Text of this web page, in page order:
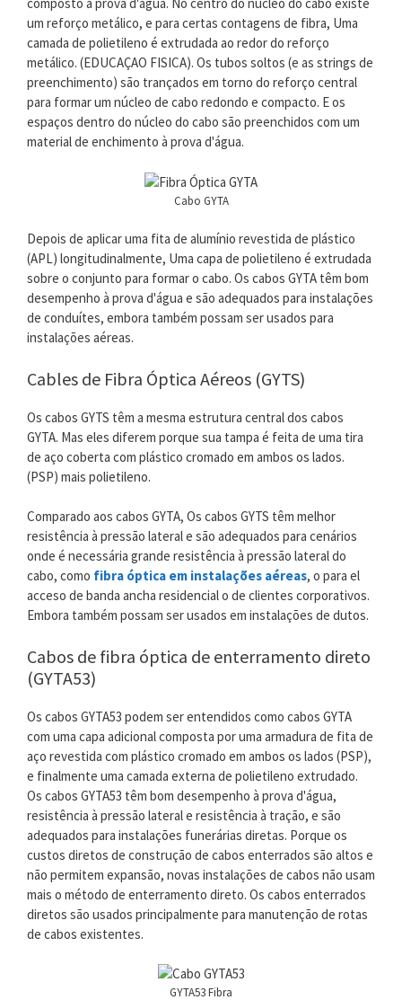
um reforço metálico, e para certas contagens de fibra, Uma
camada de polietileno é extrudada ao redor do reforço
metálico. (EDUCAÇAO FISICA). Os tubos soltos (e as strings de
preenchimento) são trançados em torno do reforço central
para formar um núcleo de cabo redondo e compacto. E os
espaços dentro do núcleo do cabo são preenchidos com um
material de enchimento à prova d'água.
Cabo GYTA
Depois de aplicar uma fita de alumínio revestida de plástico
(APL) longitudinalmente, Uma capa de polietileno é extrudada
sobre o conjunto para formar o cabo. Os cabos GYTA têm bom
desempenho à prova d'água e são adequados para instalações
de conduítes, embora também possam ser usados ​​para
instalações aéreas.
Cables de Fibra Óptica Aéreos (GYTS)
Os cabos GYTS têm a mesma estrutura central dos cabos
GYTA. Mas eles diferem porque sua tampa é feita de uma tira
de aço coberta com plástico cromado em ambos os lados.
(PSP) mais polietileno.
Comparado aos cabos GYTA, Os cabos GYTS têm melhor
resistência à pressão lateral e são adequados para cenários
onde é necessária grande resistência à pressão lateral do
cabo, como fibra óptica em instalações aéreas, o para el
acceso de banda ancha residencial o de clientes corporativos.
Embora também possam ser usados ​​em instalações de dutos.
Cabos de fibra óptica de enterramento direto
(GYTA53)
Os cabos GYTA53 podem ser entendidos como cabos GYTA
com uma capa adicional composta por uma armadura de fita de
aço revestida com plástico cromado em ambos os lados (PSP),
e finalmente uma camada externa de polietileno extrudado.
Os cabos GYTA53 têm bom desempenho à prova d'água,
resistência à pressão lateral e resistência à tração, e são
adequados para instalações funerárias diretas. Porque os
custos diretos de construção de cabos enterrados são altos e
não permitem expansão, novas instalações de cabos não usam
mais o método de enterramento direto. Os cabos enterrados
diretos são usados ​​principalmente para manutenção de rotas
de cabos existentes.
GYTA53 Fibra